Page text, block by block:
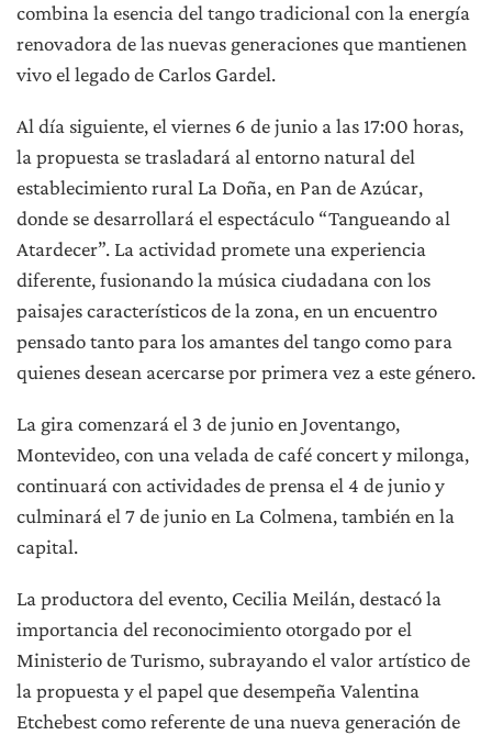
combina la esencia del tango tradicional con la energía
renovadora de las nuevas generaciones que mantienen
vivo el legado de Carlos Gardel.
Al día siguiente, el viernes 6 de junio a las 17:00 horas,
la propuesta se trasladará al entorno natural del
establecimiento rural La Doña, en Pan de Azúcar,
donde se desarrollará el espectáculo “Tangueando al
Atardecer”. La actividad promete una experiencia
diferente, fusionando la música ciudadana con los
paisajes característicos de la zona, en un encuentro
pensado tanto para los amantes del tango como para
quienes desean acercarse por primera vez a este género.
La gira comenzará el 3 de junio en Joventango,
Montevideo, con una velada de café concert y milonga,
continuará con actividades de prensa el 4 de junio y
culminará el 7 de junio en La Colmena, también en la
capital.
La productora del evento, Cecilia Meilán, destacó la
importancia del reconocimiento otorgado por el
Ministerio de Turismo, subrayando el valor artístico de
la propuesta y el papel que desempeña Valentina
Etchebest como referente de una nueva generación de